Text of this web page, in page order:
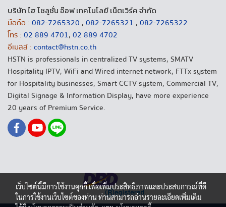
บริษัท ไฮ โซลูชั่น อ๊อฟ เทคโนโลยี เน็ตเวิร์ค จำกัด
มือถือ : 082-7265320 , 082-7265321 , 082-7265322
โทร : 02 889 4701, 02 889 4702
อีเมลล์ : contact@hstn.co.th
HSTN is professionals in centralized TV systems, SMATV
Hospitality IPTV, WiFi and Wired internet network, FTTx system
for Hospitality businesses, Smart CCTV system, Commercial TV,
Digital Signage & Information Display, have more experience
20 years of Premium Service.
เว็บไซต์นี้มีการใช้งานคุกกี้ เพื่อเพิ่มประสิทธิภาพและประสบการณ์ที่ดี
ในการใช้งานเว็บไซต์ของท่าน ท่านสามารถอ่านรายละเอียดเพิ่มเติม